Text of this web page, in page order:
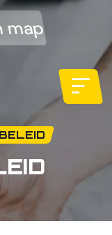
map